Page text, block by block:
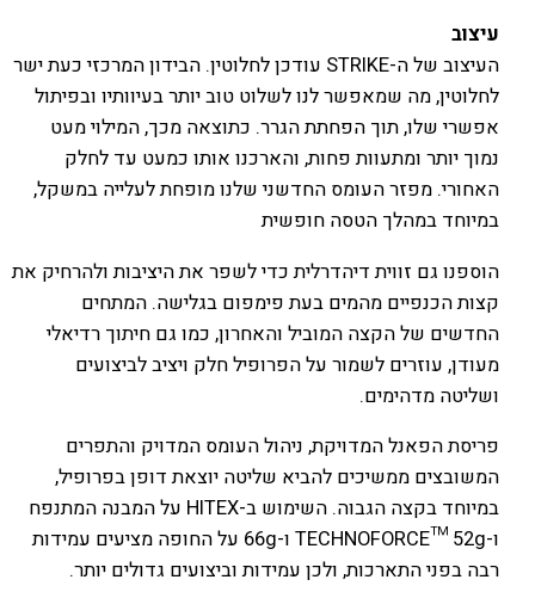
עיצוב
העיצוב של ה-STRIKE עודכן לחלוטין. הבידון המרכזי כעת ישר
לחלוטין, מה שמאפשר לנו לשלוט טוב יותר בעיוותיו ובפיתול
אפשרי שלו, תוך הפחתת הגרר. כתוצאה מכך, המילוי מעט
נמוך יותר ומתעוות פחות, והארכנו אותו כמעט עד לחלק
האחורי. מפזר העומס החדשני שלנו מופחת לעלייה במשקל,
במיוחד במהלך הטסה חופשית
הוספנו גם זווית דיהדרלית כדי לשפר את היציבות ולהרחיק את
קצות הכנפיים מהמים בעת פימפום בגלישה. המתחים
החדשים של הקצה המוביל והאחרון, כמו גם חיתוך רדיאלי
מעודן, עוזרים לשמור על הפרופיל חלק ויציב לביצועים
ושליטה מדהימים.
פריסת הפאנל המדויקת, ניהול העומס המדויק והתפרים
המשובצים ממשיכים להביא שליטה יוצאת דופן בפרופיל,
במיוחד בקצה הגבוה. השימוש ב-HITEX על המבנה המתנפח
ו-TECHNOFORCE™ 52g ו-66g על החופה מציעים עמידות
רבה בפני התארכות, ולכן עמידות וביצועים גדולים יותר.